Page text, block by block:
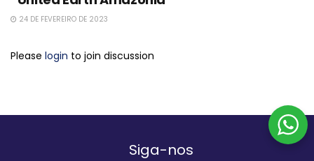
24 DE FEVEREIRO DE 2023
Please login to join discussion
Siga-nos